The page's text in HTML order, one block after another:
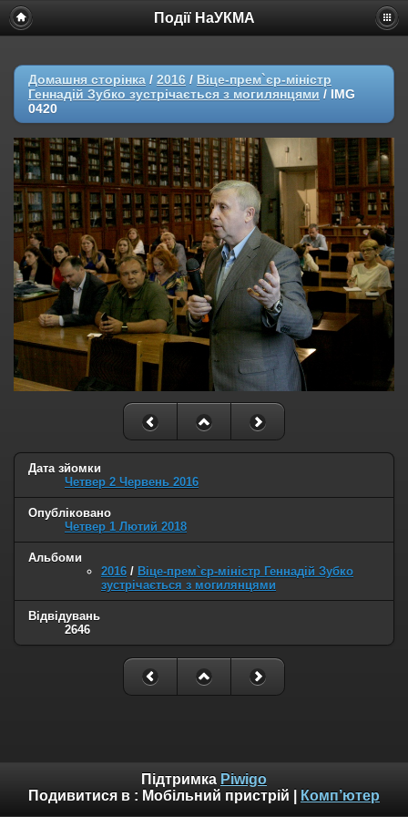
Події НаУКМА
Домашня сторінка / 2016 / Віце-прем`єр-міністр
Геннадій Зубко зустрічається з могилянцями / IMG
0420
Дата зйомки
Четвер 2 Червень 2016
Опубліковано
Четвер 1 Лютий 2018
Альбоми
2016 / Віце-прем`єр-міністр Геннадій Зубко
зустрічається з могилянцями
Відвідувань
2646
Підтримка Piwigo
Подивитися в : Мобільний пристрій Комп’ютер